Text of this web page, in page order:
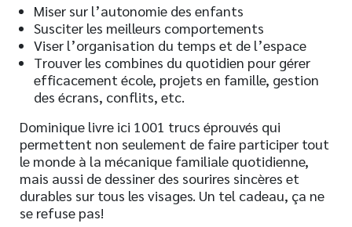
Miser sur l’autonomie des enfants
Susciter les meilleurs comportements
Viser l’organisation du temps et de l’espace
Trouver les combines du quotidien pour gérer
efficacement école, projets en famille, gestion
des écrans, conflits, etc.
Dominique livre ici 1001 trucs éprouvés qui
permettent non seulement de faire participer tout
le monde à la mécanique familiale quotidienne,
mais aussi de dessiner des sourires sincères et
durables sur tous les visages. Un tel cadeau, ça ne
se refuse pas!